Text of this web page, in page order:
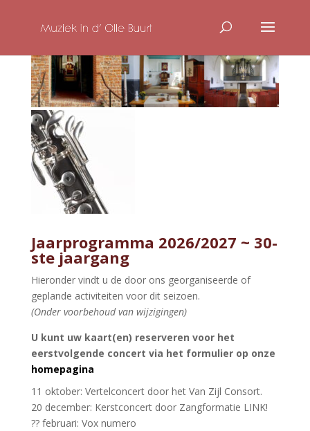
Jaarprogramma 2026/2027 ~ 30-
ste jaargang
Hieronder vindt u de door ons georganiseerde of
geplande activiteiten voor dit seizoen.
(Onder voorbehoud van wijzigingen)
U kunt uw kaart(en) reserveren voor het
eerstvolgende concert via het formulier op onze
homepagina
11 oktober: Vertelconcert door het Van Zijl Consort.
20 december: Kerstconcert door Zangformatie LINK!
?? februari: Vox numero